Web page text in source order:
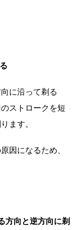
に沿って剃る
ストロークを短
ます。
因になるため、
方向と逆方向に剃